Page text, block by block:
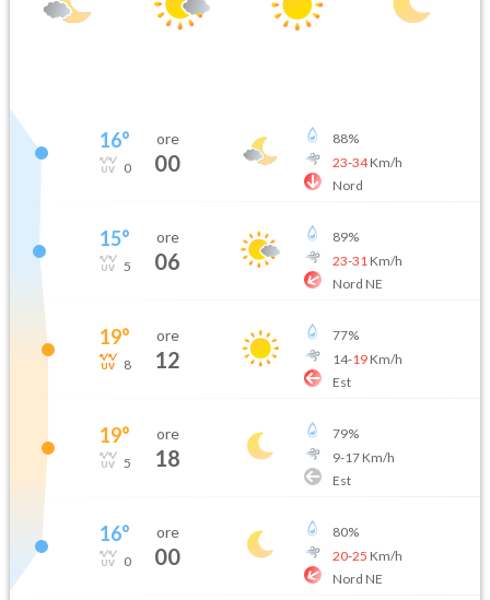
16°
0
ore
00
88%
23-34Km/h
Nord
15°
5
ore
06
89%
23-31 Km/h
Nord NE
19°
8
ore
12
77%
14-19Km/h
Est
19°
5
ore
18
79%
9-17Km/h
Est
16°
0
ore
00
80%
20-25 Km/h
Nord NE